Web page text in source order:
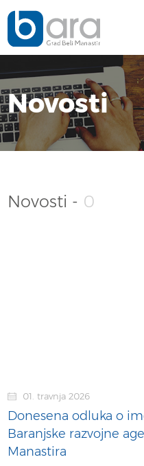
Novosti
Novosti - 0
01. travnja 2026
Donesena odluka o
Baranjske razvojne
Manastira